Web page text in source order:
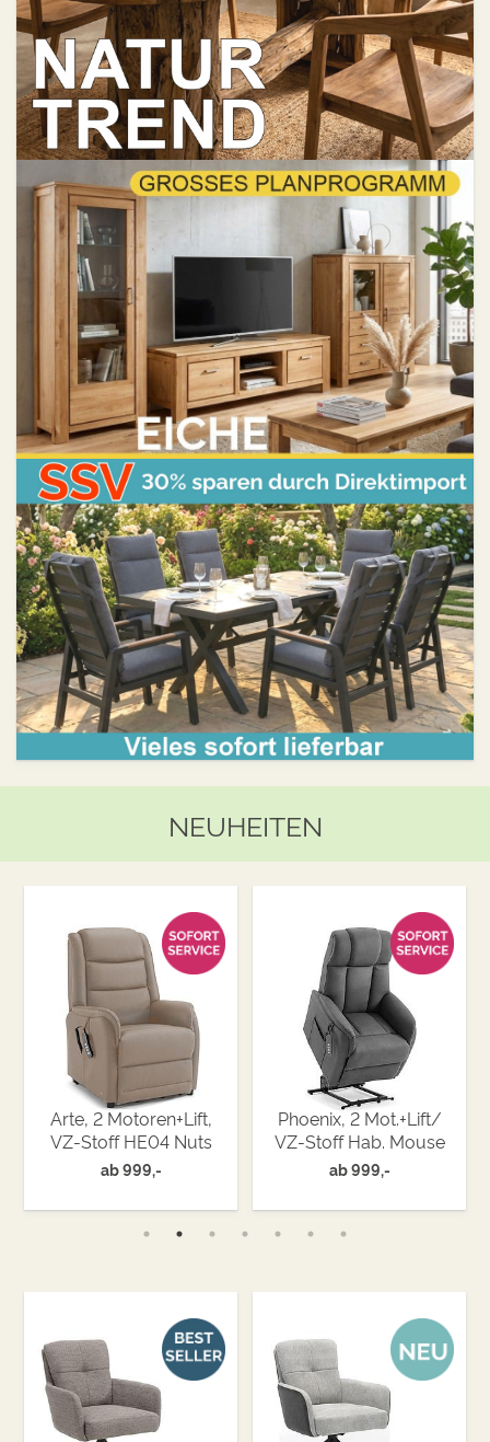
NEUHEITEN
Arte, 2 Motoren+Lift,
VZ-Stoff HE04 Nuts
ab999,-
Phoenix, 2 Mot.+Lift/
VZ-Stoff Hab. Mouse
ab999,-